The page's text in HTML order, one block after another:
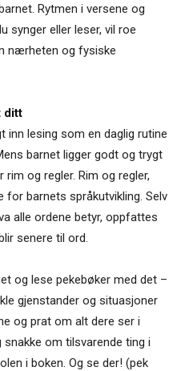
Rytmen i versene og
synger eller leser, vil roe
nærheten og fysiske
ditt
inn lesing som en daglig rutine
barnet ligger godt og trygt
og regler. Rim og regler,
barnets språkutvikling. Selv
alle ordene betyr, oppfattes
senere til ord.
og lese pekebøker med det –
gjenstander og situasjoner
og prat om alt dere ser i
snakke om tilsvarende ting i
i boken. Og se der! (pek